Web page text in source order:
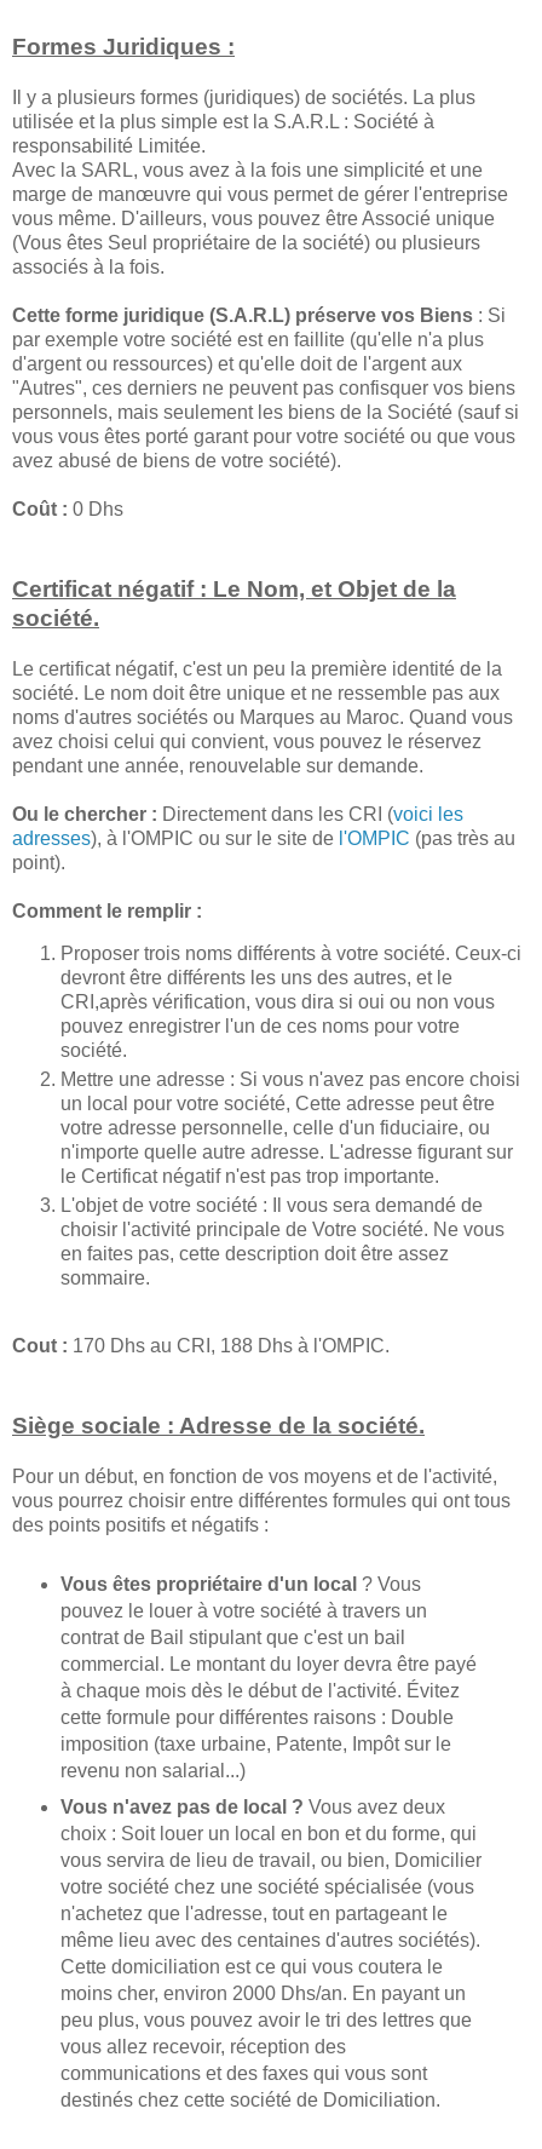
Formes Juridiques :
Il y a plusieurs formes (juridiques) de sociétés. La plus
utilisée et la plus simple est la S.A.R.L : Société à
responsabilité Limitée.
Avec la SARL, vous avez à la fois une simplicité et une
marge de manœuvre qui vous permet de gérer l'entreprise
vous même. D'ailleurs, vous pouvez être Associé unique
(Vous êtes Seul propriétaire de la société) ou plusieurs
associés à la fois.
Cette forme juridique (S.A.R.L) préserve vos Biens : Si
par exemple votre société est en faillite (qu'elle n'a plus
d'argent ou ressources) et qu'elle doit de l'argent aux
"Autres", ces derniers ne peuvent pas confisquer vos biens
personnels, mais seulement les biens de la Société (sauf si
vous vous êtes porté garant pour votre société ou que vous
avez abusé de biens de votre société).
Coût : 0 Dhs
Certificat négatif : Le Nom, et Objet de la
société.
Le certificat négatif, c'est un peu la première identité de la
société. Le nom doit être unique et ne ressemble pas aux
noms d'autres sociétés ou Marques au Maroc. Quand vous
avez choisi celui qui convient, vous pouvez le réservez
pendant une année, renouvelable sur demande.
Ou le chercher : Directement dans les CRI (voici les
adresses), à l'OMPIC ou sur le site de l'OMPIC (pas très au
point).
Comment le remplir :
Proposer trois noms différents à votre société. Ceux-ci
devront être différents les uns des autres, et le
CRI,après vérification, vous dira si oui ou non vous
pouvez enregistrer l'un de ces noms pour votre
société.
Mettre une adresse : Si vous n'avez pas encore choisi
un local pour votre société, Cette adresse peut être
votre adresse personnelle, celle d'un fiduciaire, ou
n'importe quelle autre adresse. L'adresse figurant sur
le Certificat négatif n'est pas trop importante.
L'objet de votre société : Il vous sera demandé de
choisir l'activité principale de Votre société. Ne vous
en faites pas, cette description doit être assez
sommaire.
Cout : 170 Dhs au CRI, 188 Dhs à l'OMPIC.
Siège sociale : Adresse de la société.
Pour un début, en fonction de vos moyens et de l'activité,
vous pourrez choisir entre différentes formules qui ont tous
des points positifs et négatifs :
Vous êtes propriétaire d'un local ? Vous
pouvez le louer à votre société à travers un
contrat de Bail stipulant que c'est un bail
commercial. Le montant du loyer devra être payé
à chaque mois dès le début de l'activité. Évitez
cette formule pour différentes raisons : Double
imposition (taxe urbaine, Patente, Impôt sur le
revenu non salarial...)
Vous n'avez pas de local ? Vous avez deux
choix : Soit louer un local en bon et du forme, qui
vous servira de lieu de travail, ou bien, Domicilier
votre société chez une société spécialisée (vous
n'achetez que l'adresse, tout en partageant le
même lieu avec des centaines d'autres sociétés).
Cette domiciliation est ce qui vous coutera le
moins cher, environ 2000 Dhs/an. En payant un
peu plus, vous pouvez avoir le tri des lettres que
vous allez recevoir, réception des
communications et des faxes qui vous sont
destinés chez cette société de Domiciliation.